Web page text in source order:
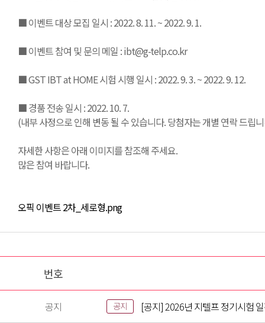
■ 이벤트 대상 모집 일시 : 2022. 8. 11. ~ 2022. 9. 1.
■ 이벤트 참여 및 문의 메일 : ibt@g-telp.co.kr
■ GST IBT at HOME 시험 시행 일시 : 2022. 9. 3. ~ 2022. 9. 12.
■ 경품 전송 일시 : 2022. 10. 7.
(내부 사정으로 인해 변동 될 수 있습니다. 당첨자는 개별 연락 드립
자세한 사항은 아래 이미지를 참조해 주세요.
많은 참여 바랍니다.
오픽 이벤트 2차_세로형.png
번호
공지 공지 [공지] 2026년 지텔프 정기시험